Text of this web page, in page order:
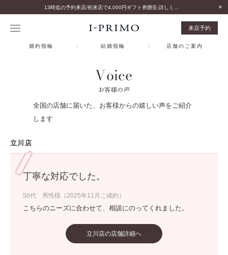
来店予約
婚約指輪 結婚指輪 店舗のご案内
Voice
お客様の声
全国の店舗に届いた、お客様からの嬉しい声をご紹介
します
立川店
丁寧な対応でした。
50代 男性様（2025年11月ご成約）
こちらのニーズに合わせて、相談にのってくれました。
立川店の店舗詳細へ